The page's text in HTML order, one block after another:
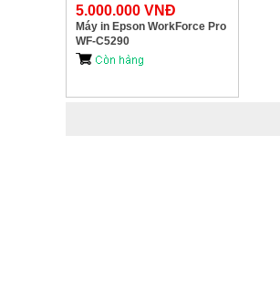
5.000.000 VNĐ
Máy in Epson WorkForce Pro
WF-C5290